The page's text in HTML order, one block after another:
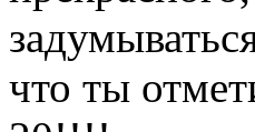
что ты